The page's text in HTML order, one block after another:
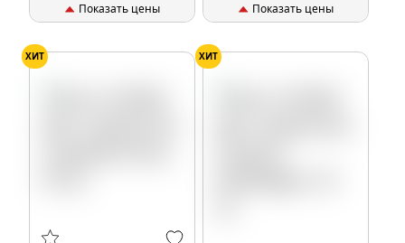
Показать цены Показать цены
ХИТ ХИТ